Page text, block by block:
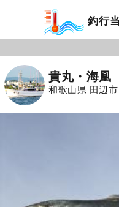
釣行
貴丸・海凰
和歌山県 田辺